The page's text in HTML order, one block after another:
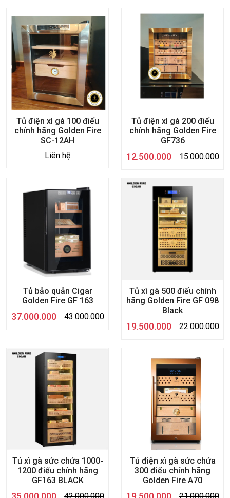
Tủ điện xì gà 100 điếu
chính hãng Golden Fire
SC-12AH
Liên hệ
Tủ điện xì gà 200 điếu
chính hãng Golden Fire
GF736
12.500.000 15.000.000
Tủ bảo quản Cigar
Golden Fire GF 163
37.000.000 43.000.000
Tủ xì gà 500 điếu chính
hãng Golden Fire GF 098
Black
19.500.000 22.000.000
Tủ xì gà sức chứa 1000-
1200 điếu chính hãng
GF163 BLACK
Tủ điện xì gà sức chứa
300 điếu chính hãng
Golden Fire A70